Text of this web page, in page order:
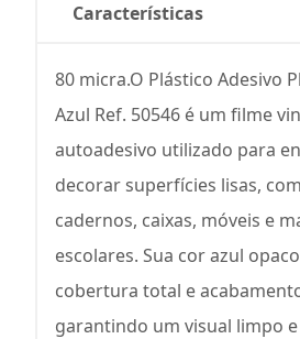
Características
80 micra.O Plástico Adesivo
Azul Ref. 50546 é um filme
autoadesivo utilizado para
decorar superfícies lisas,
cadernos, caixas, móveis e
escolares. Sua cor azul
cobertura total e
garantindo um visual limpo